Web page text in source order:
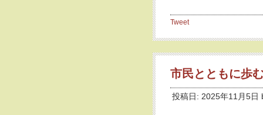
Tweet
市民とともに歩
投稿日: 2025年11月5日